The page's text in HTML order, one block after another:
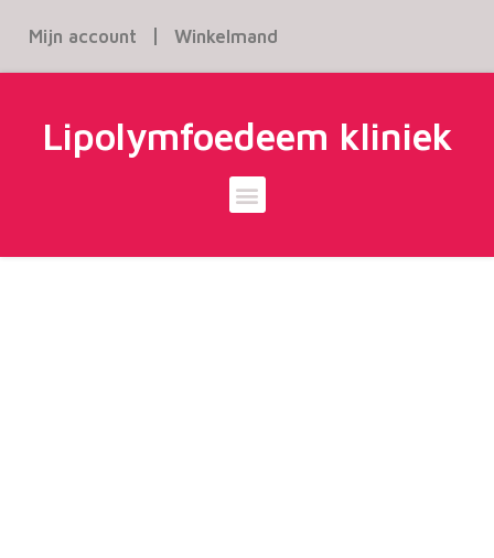
Mijn account Winkelmand
Lipolymfoedeem kliniek